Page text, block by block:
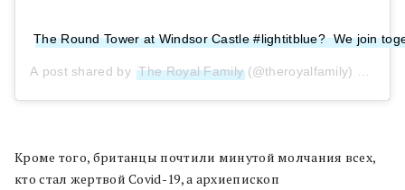
The Round Tower at Windsor Castle #lightitblue? ‬ ‪We join
A post shared by The Royal Family(@theroyalfamily) on
Кроме того, британцы почтили минутой молчания всех,
кто стал жертвой Covid-19, а архиепископ